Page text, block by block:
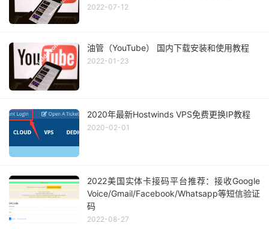
2022-07-12
油管（YouTube） 国内下载安装和使用教程
2022-01-23
2020年最新Hostwinds VPS免费更换IP教程
2020-02-01
2022美国实体卡接码平台推荐：接收Google
Voice/Gmail/Facebook/Whatsapp等短信验证
码
2022-08-27